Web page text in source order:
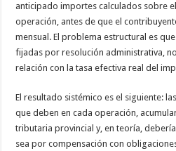
anticipado importes calculados sobre
operación, antes de que el
mensual. El problema estructural es
fijadas por resolución administrativa,
relación con la tasa efectiva real del
El resultado sistémico es el siguiente:
que deben en cada operación,
tributaria provincial y, en teoría,
sea por compensación con